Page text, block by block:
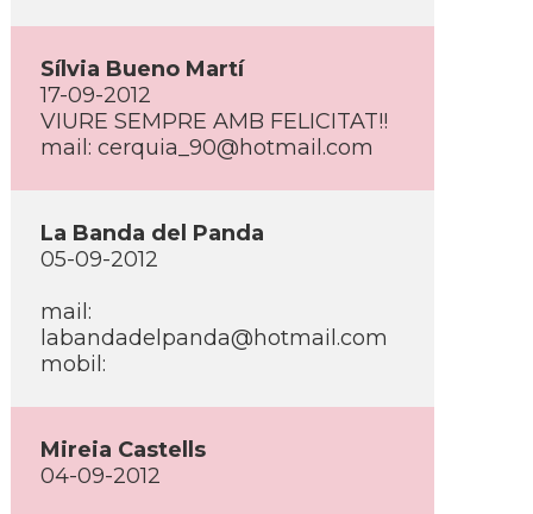
Sí­lvia Bueno Martí­
17-09-2012
VIURE SEMPRE AMB FELICITAT!!
mail: cerquia_90@hotmail.com
La Banda del Panda
05-09-2012
mail:
labandadelpanda@hotmail.com
mobil:
Mireia Castells
04-09-2012